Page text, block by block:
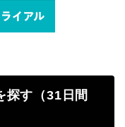
探す（31日間